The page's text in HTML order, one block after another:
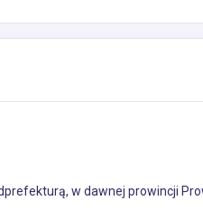
w dawnej prowincji